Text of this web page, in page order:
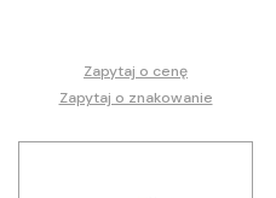
Zapytaj o cenę
Zapytaj o znakowanie